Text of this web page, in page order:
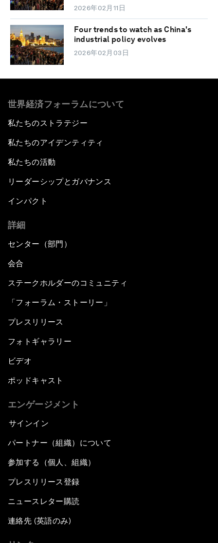
2026年02月11日
Four trends to watch as China's
industrial policy evolves
2026年02月03日
世界経済フォーラムについて
私たちのストラテジー
私たちのアイデンティティ
私たちの活動
リーダーシップとガバナンス
インパクト
詳細
センター（部門）
会合
ステークホルダーのコミュニティ
「フォーラム・ストーリー」
プレスリリース
フォトギャラリー
ビデオ
ポッドキャスト
エンゲージメント
サインイン
パートナー（組織）について
参加する（個人、組織）
プレスリリース登録
ニュースレター購読
連絡先 (英語のみ)